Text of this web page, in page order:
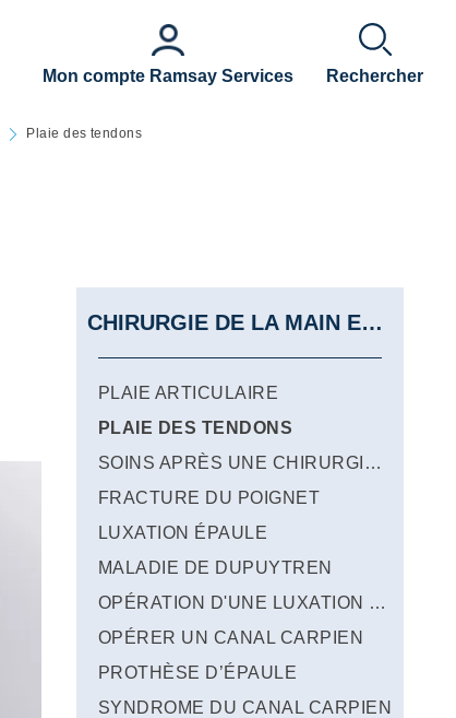
Mon compte Ramsay Services Rechercher
Plaie des tendons
CHIRURGIE DE LA MAIN ET DU MEMBRE SUPERIEUR
PLAIE ARTICULAIRE
PLAIE DES TENDONS
SOINS APRÈS UNE CHIRURGIE DE LA MAIN
FRACTURE DU POIGNET
LUXATION ÉPAULE
MALADIE DE DUPUYTREN
OPÉRATION D'UNE LUXATION DE L'ÉPAULE
OPÉRER UN CANAL CARPIEN
PROTHÈSE D’ÉPAULE
SYNDROME DU CANAL CARPIEN